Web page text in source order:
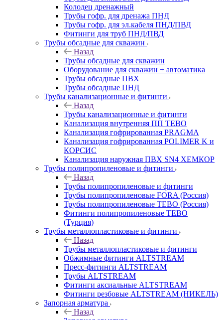
Колодец дренажный
Трубы гофр. для дренажа ПНД
Трубы гофр. для эл.кабеля ПНД/ПВД
Фитинги для труб ПНД/ПВД
Трубы обсадные для скважин
Назад
Трубы обсадные для скважин
Оборудование для скважин + автоматика
Трубы обсадные ПВХ
Трубы обсадные ПНД
Трубы канализационные и фитинги
Назад
Трубы канализационные и фитинги
Канализация внутренняя ПП TEBO
Канализация гофрированная PRAGMA
Канализация гофрированная POLIMER K и
КОРСИС
Канализация наружная ПВХ SN4 ХЕМКОР
Трубы полипропиленовые и фитинги
Назад
Трубы полипропиленовые и фитинги
Трубы полипропиленовые FORA (Россия)
Трубы полипропиленовые TEBO (Россия)
Фитинги полипропиленовые TEBO
(Турция)
Трубы металлопластиковые и фитинги
Назад
Трубы металлопластиковые и фитинги
Обжимные фитинги ALTSTREAM
Пресс-фитинги ALTSTREAM
Трубы ALTSTREAM
Фитинги аксиальные ALTSTREAM
Фитинги резбовые ALTSTREAM (НИКЕЛЬ)
Запорная арматура
Назад